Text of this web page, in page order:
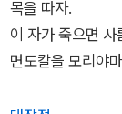
등에 참여했다.
목을 따자.
이 자가 죽으면
면도칼을 모리야